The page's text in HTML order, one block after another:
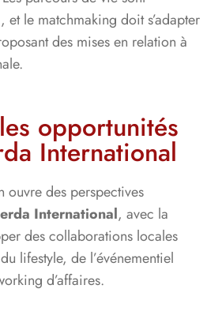
le matchmaking doit s’adapter
des mises en relation à
opportunités
International
ouvre des perspectives
International, avec la
des collaborations locales
lifestyle, de l’événementiel
d’affaires.